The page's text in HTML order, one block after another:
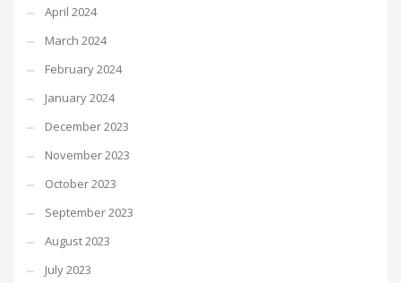
April 2024
March 2024
February 2024
January 2024
December 2023
November 2023
October 2023
September 2023
August 2023
July 2023